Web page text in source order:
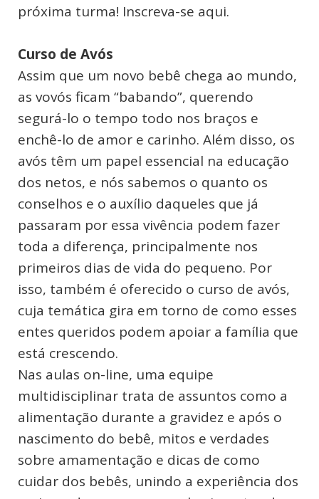
próxima turma! Inscreva-se aqui.
Curso de Avós
Assim que um novo bebê chega ao mundo,
as vovós ficam “babando”, querendo
segurá-lo o tempo todo nos braços e
enchê-lo de amor e carinho. Além disso, os
avós têm um papel essencial na educação
dos netos, e nós sabemos o quanto os
conselhos e o auxílio daqueles que já
passaram por essa vivência podem fazer
toda a diferença, principalmente nos
primeiros dias de vida do pequeno. Por
isso, também é oferecido o curso de avós,
cuja temática gira em torno de como esses
entes queridos podem apoiar a família que
está crescendo.
Nas aulas on-line, uma equipe
multidisciplinar trata de assuntos como a
alimentação durante a gravidez e após o
nascimento do bebê, mitos e verdades
sobre amamentação e dicas de como
cuidar dos bebês, unindo a experiência dos